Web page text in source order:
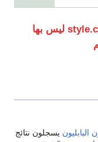
ليس بها
البابليون يسجلون نتائج